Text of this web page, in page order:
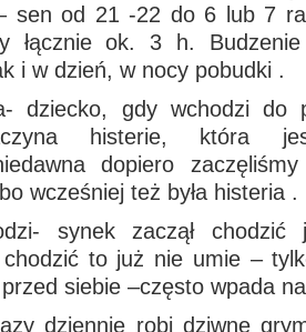
sen od 21 -22 do 6 lub 7
łącznie ok. 3 h. Budzenie
i w dzień, w nocy pobudki .
dziecko, gdy wchodzi do
histerie, która
dopiero
wcześniej też była histeria .
synek zaczął chodzić
chodzić to już nie umie –
siebie –często wpada
dziennie robi dziwne